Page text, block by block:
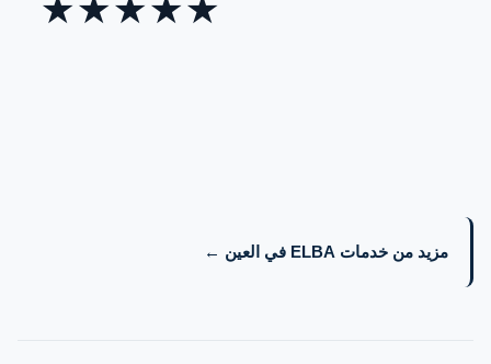
★★★★★
مزيد من خدمات ELBA في العين ←